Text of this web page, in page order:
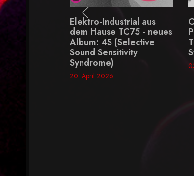
CALVA Y NADA - "La
Pura Mierda" - ein Killer-
Track und erstes neues
Stück seit 1998
03. Februar 2026